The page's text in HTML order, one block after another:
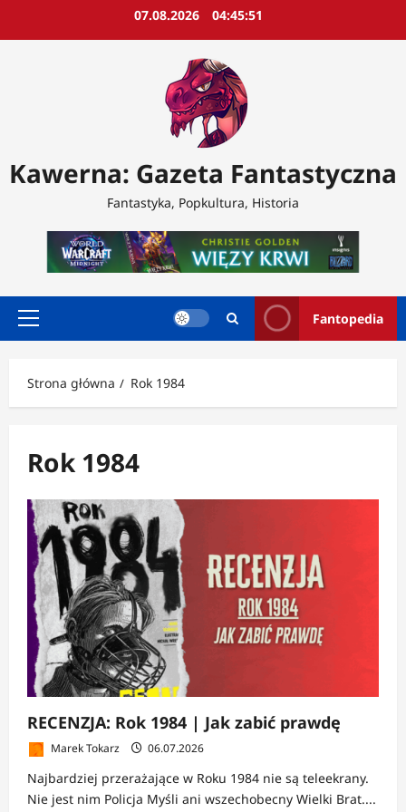
07.08.2026 04:45:52
Kawerna: Gazeta Fantastyczna
Fantastyka, Popkultura, Historia
Menu
Fantopedia
Strona główna Rok 1984
Rok 1984
RECENZJA: Rok 1984 | Jak zabić prawdę
Marek Tokarz 06.07.2026
Najbardziej przerażające w Roku 1984 nie są teleekrany.
Nie jest nim Policja Myśli ani wszechobecny Wielki Brat....